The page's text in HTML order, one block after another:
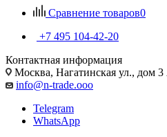
Сравнение товаров0
+7 495 104-42-20
Контактная информация
Москва, Нагатинская ул., дом 3
info@n-trade.ooo
Telegram
WhatsApp